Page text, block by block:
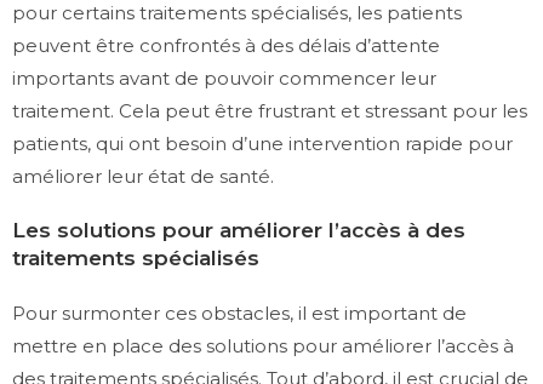
pour certains traitements spécialisés, les patients
peuvent être confrontés à des délais d’attente
importants avant de pouvoir commencer leur
traitement. Cela peut être frustrant et stressant pour les
patients, qui ont besoin d’une intervention rapide pour
améliorer leur état de santé.
Les solutions pour améliorer l’accès à des
traitements spécialisés
Pour surmonter ces obstacles, il est important de
mettre en place des solutions pour améliorer l’accès à
des traitements spécialisés. Tout d’abord, il est crucial de